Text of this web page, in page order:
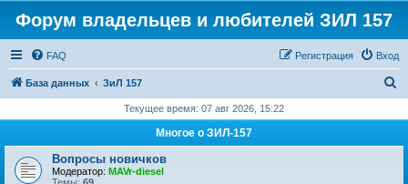
Форум владельцев и любителей ЗИЛ 157
FAQ Вход
Регистрация
База данных ЗиЛ 157
с
Текущее время: 07 авг 2026, 15:22
Многое о ЗИЛ-157
Вопросы новичков
Модератор: MAVr-diesel